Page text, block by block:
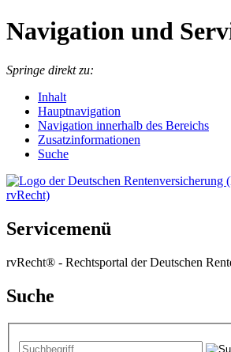
Navigation und
Springe direkt zu:
Inhalt
Hauptnavigation
Navigation innerhalb des Bereichs
Zusatzinformationen
Suche
Servicemenü
rvRecht® - Rechtsportal der Deutschen
Suche